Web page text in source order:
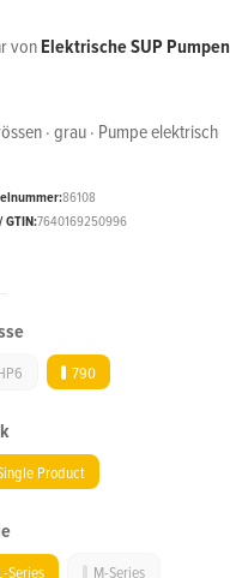
vonElektrische SUP Pumpen
· grau · Pumpe elektrisch
86108
GTIN:7640169250996
790790
ProductSingle Product
SeriesL-Series M-SeriesM-Series